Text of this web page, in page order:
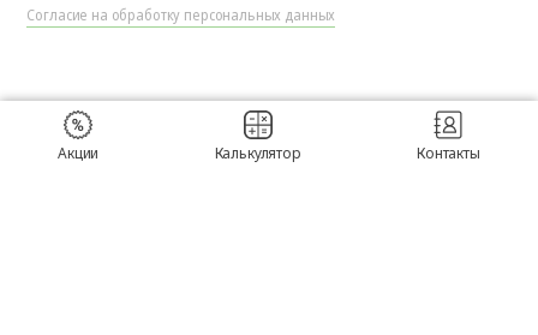
Согласие на обработку персональных данных
Акции Калькулятор Контакты